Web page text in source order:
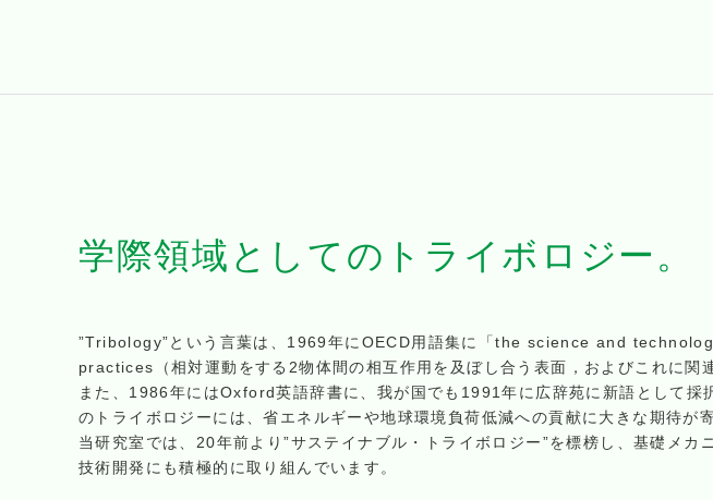
学際領域としての トライボロジー。
”Tribology”という言葉は、1969年にOECD用語集に「the science and
practices（相対運動をする2物体間の相互作用を及ぼし合う表面，およびこれに関
また、1986年にはOxford英語辞書に、我が国でも1991年に広辞苑に新語として
のトライボロジーには、省エネルギーや地球環境負荷低減への貢献に大きな期待が
当研究室では、20年前より”サステイナブル・トライボロジー”を標榜し、基礎メ
技術開発にも積極的に取り組んでいます。